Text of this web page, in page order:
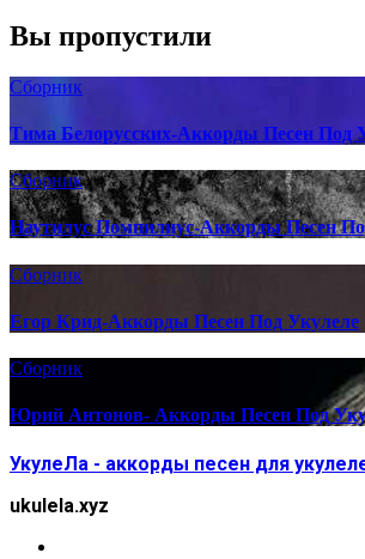
Вы пропустили
Сборник
Тима Белорусских-Аккорды Песен Под
Сборник
Наутилус Помпилиус-Аккорды Песен
Сборник
Егор Крид-Аккорды Песен Под Укулеле
Сборник
Юрий Антонов- Аккорды Песен Под
УкулеЛа - аккорды песен для
ukulela.xyz